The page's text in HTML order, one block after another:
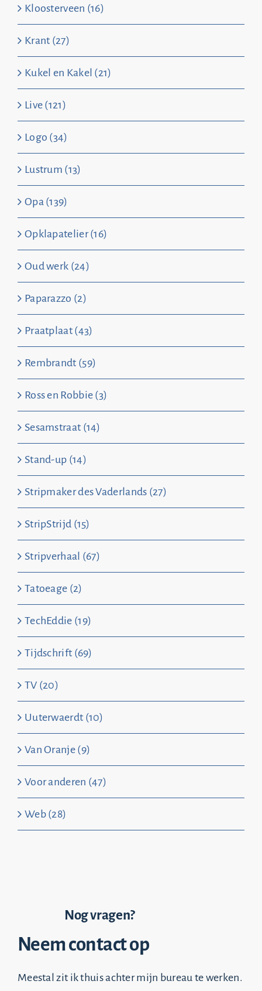
Kloosterveen (16)
Krant (27)
Kukel en Kakel (21)
Live (121)
Logo (34)
Lustrum (13)
Opa (139)
Opklapatelier (16)
Oud werk (24)
Paparazzo (2)
Praatplaat (43)
Rembrandt (59)
Ross en Robbie (3)
Sesamstraat (14)
Stand-up (14)
Stripmaker des Vaderlands (27)
StripStrijd (15)
Stripverhaal (67)
Tatoeage (2)
TechEddie (19)
Tijdschrift (69)
TV (20)
Uuterwaerdt (10)
Van Oranje (9)
Voor anderen (47)
Web (28)
Nog vragen?
Neem contact op
Meestal zit ik thuis achter mijn bureau te werken.